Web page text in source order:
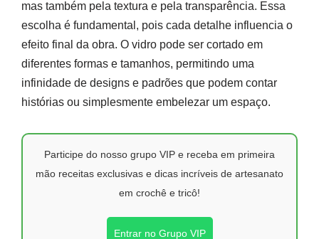
mas também pela textura e pela transparência. Essa
escolha é fundamental, pois cada detalhe influencia o
efeito final da obra. O vidro pode ser cortado em
diferentes formas e tamanhos, permitindo uma
infinidade de designs e padrões que podem contar
histórias ou simplesmente embelezar um espaço.
Participe do nosso grupo VIP e receba em primeira
mão receitas exclusivas e dicas incríveis de artesanato
em crochê e tricô!
Entrar no Grupo VIP